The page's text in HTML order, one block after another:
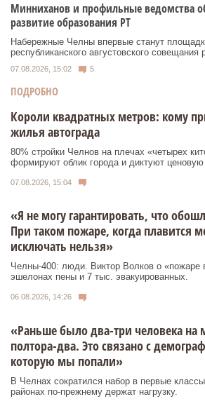
Минниханов и профильные ведомства
развитие образования РТ
Набережные Челны впервые станут
республиканского августовского совещания
07.08.2026, 15:02 5
ПОДРОБНО
Короли квадратных метров: кому
жилья автограда
80% стройки Челнов на плечах «четырех
формируют облик города и диктуют ценовую
07.08.2026, 15:04
«Я не могу гарантировать, что
При таком пожаре, когда плавится
исключать нельзя»
Челны-400: люди. Виктор Волков о «пожаре
эшелонах пены и 7 тыс. эвакуированных.
06.08.2026, 14:26
«Раньше было два-три человека на
полтора-два. Это связано с
которую мы попали»
В Челнах сократился набор в первые
районах по-прежнему держат нагрузку.